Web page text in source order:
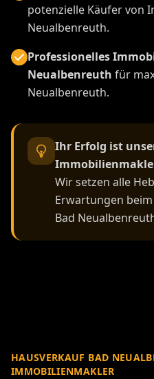
potenzielle Käufer von
Neualbenreuth.
Professionelles
Neualbenreuth für
Neualbenreuth.
Ihr Erfolg ist
Wir setzen alle
Erwartungen
Bad
HAUSVERKAUF BAD
IMMOBILIENMAKLER